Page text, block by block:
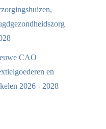
CAO
en
2026 - 2028